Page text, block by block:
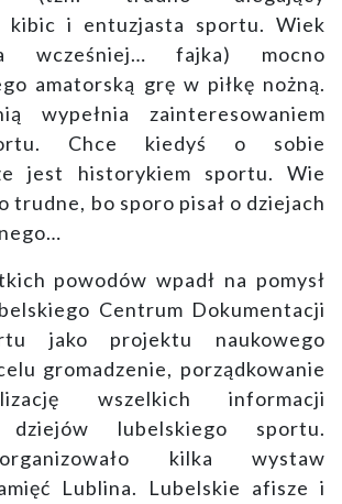
kibic i entuzjasta sportu. Wiek
wcześniej… fajka) mocno
amatorską grę w piłkę nożną.
wypełnia zainteresowaniem
Chce kiedyś o sobie
jest historykiem sportu. Wie
trudne, bo sporo pisał o dziejach
powodów wpadł na pomysł
Centrum Dokumentacji
jako projektu naukowego
gromadzenie, porządkowanie
wszelkich informacji
dziejów lubelskiego sportu.
kilka wystaw
Lublina. Lubelskie afisze i